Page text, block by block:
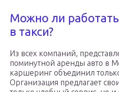
Можно ли
в такси?
Из всех компаний,
поминутной аренды авто в
каршеринг объединил
Организация предлагает